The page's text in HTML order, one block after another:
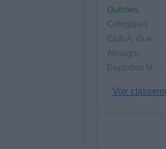
Quilmes
Colegiales
Almagro
Voir